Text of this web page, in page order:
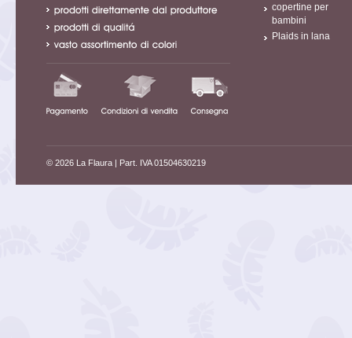
copertine per
bambini
Plaids in lana
© 2026 La Flaura| Part. IVA 01504630219